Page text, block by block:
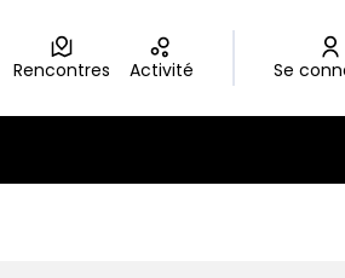
Rencontres Activité Se